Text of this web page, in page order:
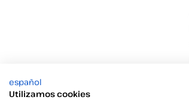
español
Utilizamos cookies